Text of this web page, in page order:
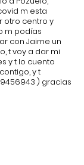
m esta
otro centro y
m podías
con Jaime un
t voy a dar mi
y t lo cuento
y t
) gracias